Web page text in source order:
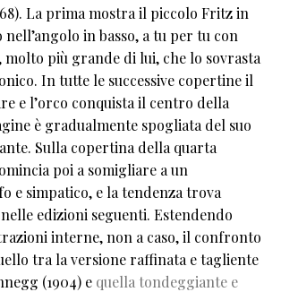
La prima mostra il piccolo Fritz in
in basso, a tu per tu con
molto più grande di lui, che lo sovrasta
In tutte le successive copertine il
e l’orco conquista il centro della
è gradualmente spogliata del suo
Sulla copertina della quarta
poi a somigliare a un
e simpatico, e la tendenza trova
edizioni seguenti. Estendendo
interne, non a caso, il confronto
tra la versione raffinata e tagliente
(1904) e quella tondeggiante e